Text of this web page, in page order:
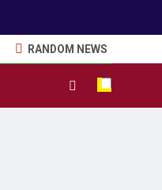
RANDOM NEWS